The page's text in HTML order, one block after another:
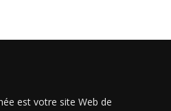
est votre site Web de